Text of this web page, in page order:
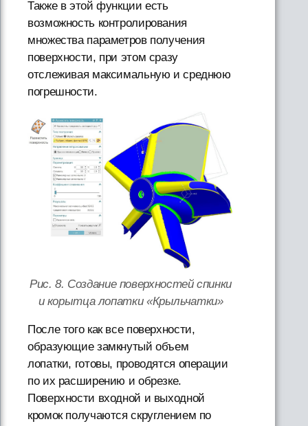
Также в этой функции есть
возможность контролирования
множества параметров получения
поверхности, при этом сразу
отслеживая максимальную и среднюю
погрешности.
Рис. 8. Создание поверхностей спинки
и корытца лопатки «Крыльчатки»
После того как все поверхности,
образующие замкнутый объем
лопатки, готовы, проводятся операции
по их расширению и обрезке.
Поверхности входной и выходной
кромок получаются скруглением по